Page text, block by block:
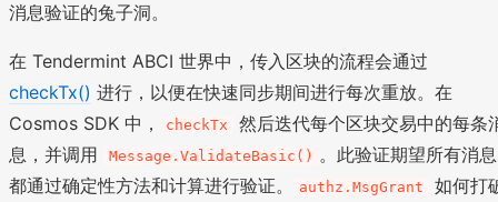
消息验证的兔子洞。
在 Tendermint ABCI 世界中，传入区块的流程会通过
checkTx() 进行，以便在快速同步期间进行每次重放。在
Cosmos SDK 中，
checkTx
然后迭代每个区块交易中的每条
息，并调用
Message.ValidateBasic() 。此验证期望所有消息
都通过确定性方法和计算进行验证。
authz.MsgGrant
如何打